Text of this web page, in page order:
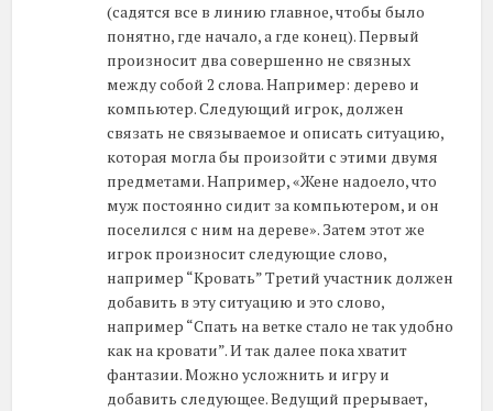
(садятся все в линию главное, чтобы было
понятно, где начало, а где конец). Первый
произносит два совершенно не связных
между собой 2 слова. Например: дерево и
компьютер. Следующий игрок, должен
связать не связываемое и описать ситуацию,
которая могла бы произойти с этими двумя
предметами. Например, «Жене надоело, что
муж постоянно сидит за компьютером, и он
поселился с ним на дереве». Затем этот же
игрок произносит следующие слово,
например “Кровать” Третий участник должен
добавить в эту ситуацию и это слово,
например “Спать на ветке стало не так удобно
как на кровати”. И так далее пока хватит
фантазии. Можно усложнить и игру и
добавить следующее. Ведущий прерывает,